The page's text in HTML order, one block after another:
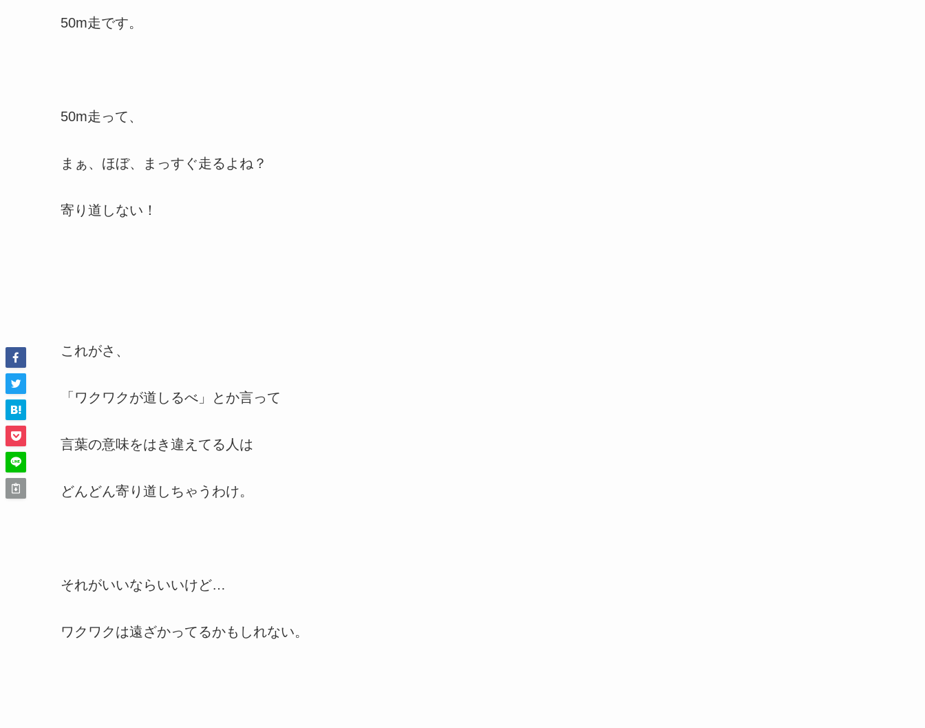
50m走です。
50m走って、
まぁ、ほぼ、まっすぐ走るよね？
寄り道しない！
これがさ、
「ワクワクが道しるべ」とか言って
言葉の意味をはき違えてる人は
どんどん寄り道しちゃうわけ。
それがいいならいいけど…
ワクワクは遠ざかってるかもしれない。